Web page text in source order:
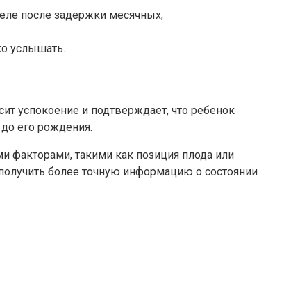
после задержки месячных;
услышать.
успокоение и подтверждает, что ребенок
его рождения.
факторами, такими как позиция плода или
более точную информацию о состоянии